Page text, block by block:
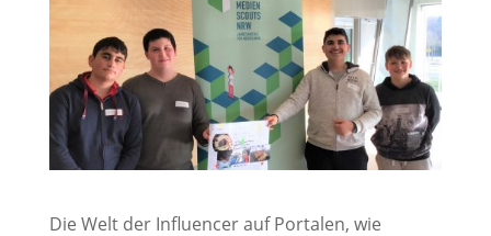
Die Welt der Influencer auf Portalen, wie